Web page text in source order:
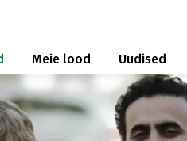
Meie lood Uudised